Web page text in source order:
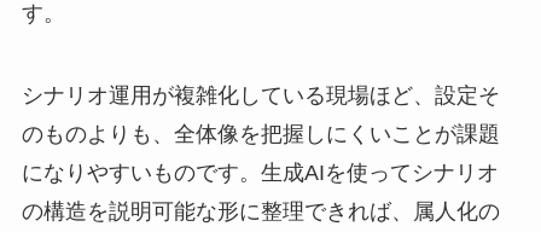
す。
シナリオ運用が複雑化している現場ほど、設定そ
のものよりも、全体像を把握しにくいことが課題
になりやすいものです。生成AIを使ってシナリオ
の構造を説明可能な形に整理できれば、属人化の